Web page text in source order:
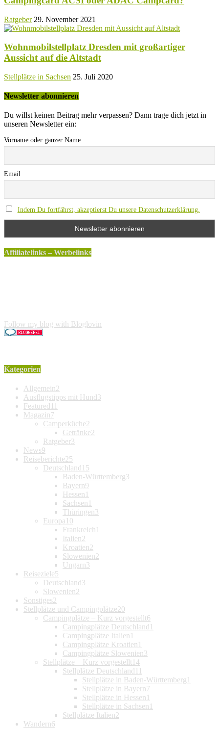
Ratgeber 29. November 2021
Wohnmobilstellplatz Dresden mit großartiger
Aussicht auf die Altstadt
Stellplätze in Sachsen 25. Juli 2020
Newsletter abonnieren
Du willst keinen Beitrag mehr verpassen? Dann trage dich jetzt in
unseren Newsletter ein:
Vorname oder ganzer Name
Email
Indem Du fortfährst, akzeptierst Du unsere Datenschutzerklärung.
Affiliatelinks – Werbelinks
Follow my blog with Bloglovin
Kategorien
Allgemein2
Ausflugstipps mit Hund3
Featured 11
Magazin7
Camperküche2
Getränke2
Ratgeber3
News9
Reiseberichte25
Deutschland 15
Baden-Württemberg3
Bayern9
Hessen 1
Sachsen 1
Thüringen3
Europa 10
Frankreich 1
Italien2
Kroatien2
Slowenien2
Ungarn3
Reiseziele5
Deutschland3
Slowenien2
Sonstiges2
Stellplätze und Campingplätze20
Campingplätze – Kurz vorgestellt6
Campingplätze Deutschland 1
Campingplätze Italien 1
Campingplätze Kroatien 1
Campingplätze Slowenien3
Stellplätze – Kurz vorgestellt 14
Stellplätze Deutschland 11
Stellplätze in Baden-Württemberg 1
Stellplätze in Bayern7
Stellplätze in Hessen 1
Stellplätze in Sachsen 1
Stellplätze Italien2
Wandern6